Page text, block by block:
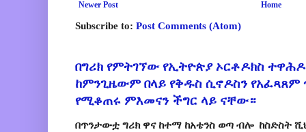
Newer Post Home
Subscribe to: Post Comments (Atom)
በግሪክ የምትገኘው የኢትዮጵያ ኦርቶዶክስ
ከምንጊዜውም በላይ የቅዱስ ሲኖዶስን የአፈጻጸም
የሚቆጠሩ ምእመናን ችግር ላይ ናቸው።
በጥንታውቷ ግሪክ ዋና ከተማ ከአቴንስ ወጣ ብሎ ከስድስት